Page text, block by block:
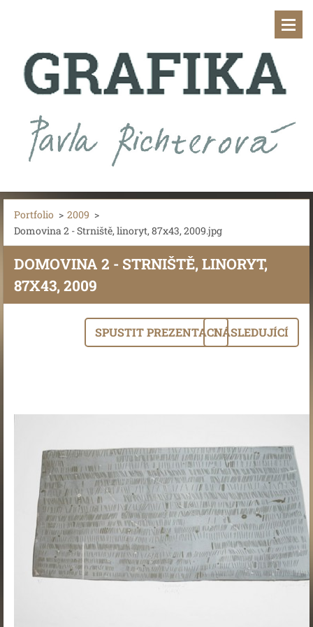
Portfolio > 2009 >
Domovina 2 - Strniště, linoryt, 87x43, 2009.jpg
DOMOVINA 2 - STRNIŠTĚ, LINORYT,
87X43, 2009
SPUSTIT PREZENTACINÁSLEDUJÍCÍ